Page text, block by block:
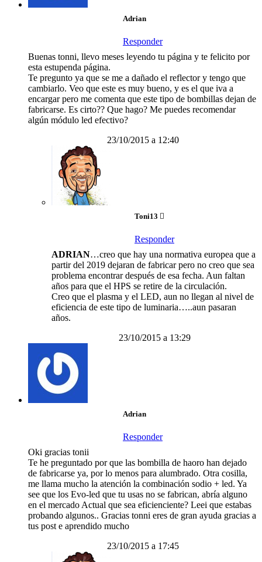
Adrian
Responder
Buenas tonni, llevo meses leyendo tu página y te felicito por
esta estupenda página.
Te pregunto ya que se me a dañado el reflector y tengo que
cambiarlo. Veo que este es muy bueno, y es el que iva a
encargar pero me comenta que este tipo de bombillas dejan de
fabricarse. Es cirto?? Que hago? Me puedes recomendar
algún módulo led efectivo?
23/10/2015 a 12:40
Toni13
Responder
ADRIAN…creo que hay una normativa europea que a
partir del 2019 dejaran de fabricar pero no creo que sea
problema encontrar después de esa fecha. Aun faltan
años para que el HPS se retire de la circulación.
Creo que el plasma y el LED, aun no llegan al nivel de
eficiencia de este tipo de luminaria…..aun pasaran
años.
23/10/2015 a 13:29
Adrian
Responder
Oki gracias tonii
Te he preguntado por que las bombilla de haoro han dejado
de fabricarse ya, por lo menos para alumbrado. Otra cosilla,
me llama mucho la atención la combinación sodio + led. Ya
see que los Evo-led que tu usas no se fabrican, abría alguno
en el mercado Actual que sea eficienciente? Leei que estabas
probando algunos.. Gracias tonni eres de gran ayuda gracias a
tus post e aprendido mucho
23/10/2015 a 17:45